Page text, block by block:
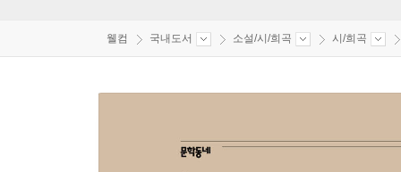
웰컴 국내도서 소설/시/희곡 시/희곡